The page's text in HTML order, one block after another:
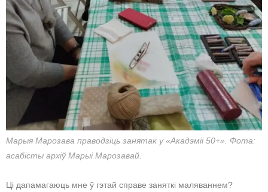
Марыя Марозава праводзіць занятак у «Акадэміі 50+». Фота:
асабісты архіў Марыі Марозавай.
Ці дапамагаюць мне ў гэтай справе заняткі маляваннем?